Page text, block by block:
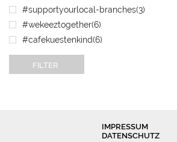
#supportyourlocal-branches(3)
#wekeeztogether(6)
#cafekuestenkind(6)
FILTER
IMPRESSUM
DATENSCHUTZ